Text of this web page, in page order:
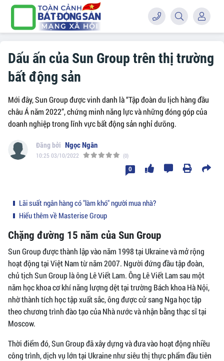
Dấu ấn của Sun Group trên thị trường
bất động sản
Mới đây, Sun Group được vinh danh là “Tập đoàn du lịch hàng đầu
châu Á năm 2022”, chứng minh năng lực và những đóng góp của
doanh nghiệp trong lĩnh vực bất động sản nghỉ dưỡng.
Ngọc Ngân
10:25 03/10/2022 (0)
0
Lãi suất ngân hàng có "làm khó" người mua nhà?
Hiểu thêm về Masterise Group
Chặng đường 15 năm của Sun Group
Sun Group được thành lập vào năm 1998 tại Ukraine và mở rộng
hoạt động tại Việt Nam từ năm 2007. Người đứng đầu tập đoàn,
chủ tịch Sun Group là ông Lê Viết Lam. Ông Lê Viết Lam sau một
năm học khoa cơ khí năng lượng dệt tại trường Bách khoa Hà Nội,
nhờ thành tích học tập xuất sắc, ông được cử sang Nga học tập
theo chương trình đào tạo của Nhà nước và nhận bằng thạc sĩ tại
Moscow.
Thời điểm đó, Sun Group đã xây dựng và đưa vào hoạt động nhiều
công trình, dịch vụ lớn tại Ukraine như siêu thị thực phẩm đầu tiên